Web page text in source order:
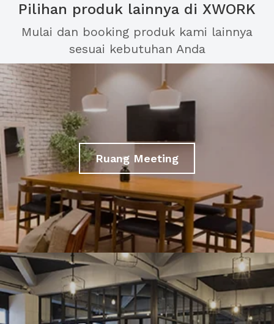
Pilihan produk lainnya di XWORK
Mulai dan booking produk kami lainnya
sesuai kebutuhan Anda
Ruang Meeting